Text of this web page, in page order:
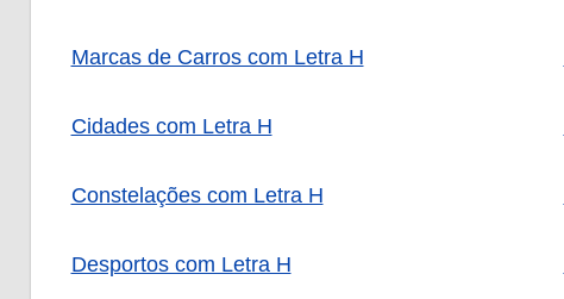
Marcas de Carros com Letra H
Cidades com Letra H
Constelações com Letra H
Desportos com Letra H